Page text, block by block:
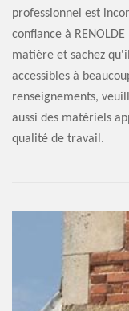
professionnel est
confiance à
matière et sachez
accessibles à
renseignements,
aussi des matériels
qualité de travail.